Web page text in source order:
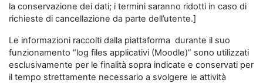
la conservazione dei dati; i termini saranno ridotti in caso di
richieste di cancellazione da parte dell’utente.]
Le informazioni raccolti dalla piattaforma durante il suo
funzionamento “log files applicativi (Moodle)” sono utilizzati
esclusivamente per le finalità sopra indicate e conservati per
il tempo strettamente necessario a svolgere le attività